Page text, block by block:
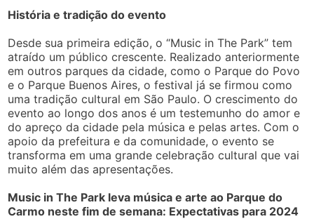
História e tradição do evento
Desde sua primeira edição, o “Music in The Park” tem
atraído um público crescente. Realizado anteriormente
em outros parques da cidade, como o Parque do Povo
e o Parque Buenos Aires, o festival já se firmou como
uma tradição cultural em São Paulo. O crescimento do
evento ao longo dos anos é um testemunho do amor e
do apreço da cidade pela música e pelas artes. Com o
apoio da prefeitura e da comunidade, o evento se
transforma em uma grande celebração cultural que vai
muito além das apresentações.
Music in The Park leva música e arte ao Parque do
Carmo neste fim de semana: Expectativas para 2024